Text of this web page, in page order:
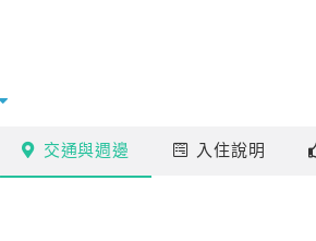
交通與週邊 入住說明